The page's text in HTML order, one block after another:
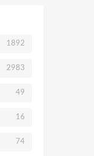
1892
2983
49
16
74